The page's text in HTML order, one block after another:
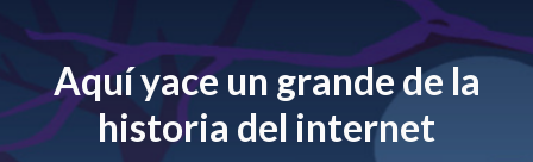
Aquí yace un grande de la
historia del internet